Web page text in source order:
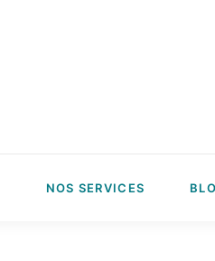
NOS SERVICES